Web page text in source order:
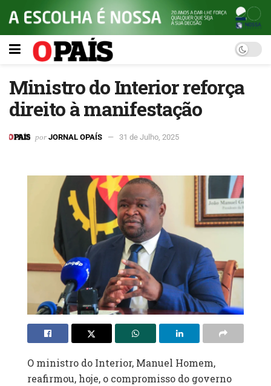
Ministro do Interior reforça
direito à manifestação
por JORNAL OPAÍS 31 de Julho, 2025
O ministro do Interior, Manuel Homem,
reafirmou, hoje, o compromisso do governo